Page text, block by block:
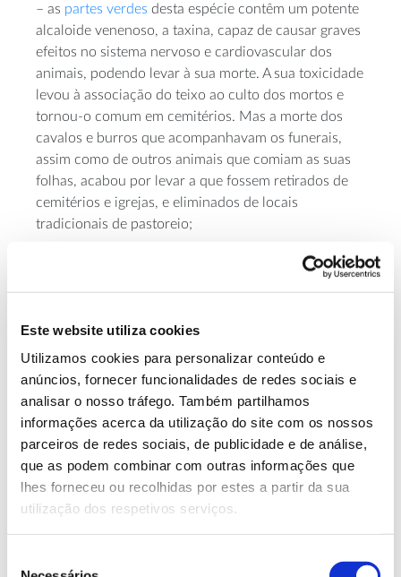
Este website utiliza cookies
Utilizamos cookies para personalizar conteúdo e
anúncios, fornecer funcionalidades de redes sociais e
analisar o nosso tráfego. Também partilhamos
informações acerca da utilização do site com os nossos
parceiros de redes sociais, de publicidade e de análise,
que as podem combinar com outras informações que
lhes forneceu ou recolhidas por estes a partir da sua
utilização dos respetivos serviços.
– as partes verdes desta espécie contêm um potente
alcaloide venenoso, a taxina, capaz de causar graves
efeitos no sistema nervoso e cardiovascular dos
animais, podendo levar à sua morte. A sua toxicidade
levou à associação do teixo ao culto dos mortos e
tornou-o comum em cemitérios. Mas a morte dos
cavalos e burros que acompanhavam os funerais,
assim como de outros animais que comiam as suas
folhas, acabou por levar a que fossem retirados de
cemitérios e igrejas, e eliminados de locais
tradicionais de pastoreio;
– as propriedades da madeira do teixo, densa e
elástica, eram apreciadas naIdade Médiapara
esta espécie levou ao seu corte indiscriminado um
pouco por toda a Europa;
– as propriedades medicinais também fizeram do
teixo uma espécie apetecível. Embora seja venenoso,
o teixo que conhecemos em Portugal é a fonte do
precursor do Taxol, um dos medicamentos mais
procurados para otratamento do cancro
dos melhores exemplares;